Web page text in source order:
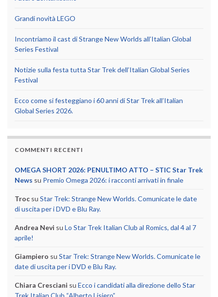
Grandi novità LEGO
Incontriamo il cast di Strange New Worlds all’Italian Global
Series Festival
Notizie sulla festa tutta Star Trek dell’Italian Global Series
Festival
Ecco come si festeggiano i 60 anni di Star Trek all’Italian
Global Series 2026.
COMMENTI RECENTI
OMEGA SHORT 2026: PENULTIMO ATTO – STIC Star Trek
News su Premio Omega 2026: i racconti arrivati in finale
Troc su Star Trek: Strange New Worlds. Comunicate le date
di uscita per i DVD e Blu Ray.
Andrea Nevi su Lo Star Trek Italian Club al Romics, dal 4 al 7
aprile!
Giampiero su Star Trek: Strange New Worlds. Comunicate le
date di uscita per i DVD e Blu Ray.
Chiara Cresciani su Ecco i candidati alla direzione dello Star
Trek Italian Club “Alberto Lisiero”